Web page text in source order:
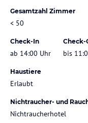
Gesamtzahl Zimmer
< 50
Check-In
ab 14:00 Uhr
Check-
bis
Haustiere
Erlaubt
Nichtraucher- und
Nichtraucherhotel